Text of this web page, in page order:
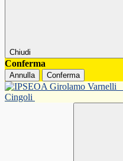
Chiudi
Conferma
Annulla Conferma
Cingoli